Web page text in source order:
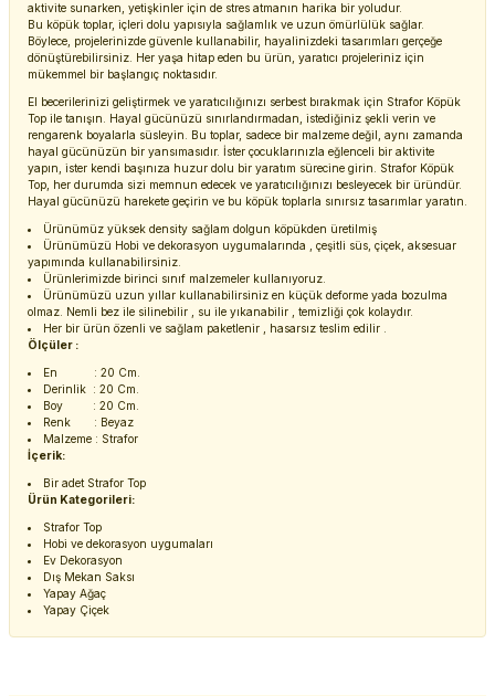
aktivite sunarken, yetişkinler için de stres atmanın harika bir yoludur.
Bu köpük toplar, içleri dolu yapısıyla sağlamlık ve uzun ömürlülük sağlar.
Böylece, projelerinizde güvenle kullanabilir, hayalinizdeki tasarımları gerçeğe
dönüştürebilirsiniz. Her yaşa hitap eden bu ürün, yaratıcı projeleriniz için
mükemmel bir başlangıç noktasıdır.
El becerilerinizi geliştirmek ve yaratıcılığınızı serbest bırakmak için Strafor Köpük
Top ile tanışın. Hayal gücünüzü sınırlandırmadan, istediğiniz şekli verin ve
rengarenk boyalarla süsleyin. Bu toplar, sadece bir malzeme değil, aynı zamanda
hayal gücünüzün bir yansımasıdır. İster çocuklarınızla eğlenceli bir aktivite
yapın, ister kendi başınıza huzur dolu bir yaratım sürecine girin. Strafor Köpük
Top, her durumda sizi memnun edecek ve yaratıcılığınızı besleyecek bir üründür.
Hayal gücünüzü harekete geçirin ve bu köpük toplarla sınırsız tasarımlar yaratın.
Ürünümüz yüksek density sağlam dolgun köpükden üretilmiş
Ürünümüzü Hobi ve dekorasyon uygumalarında , çeşitli süs, çiçek, aksesuar
yapımında kullanabilirsiniz.
Ürünlerimizde birinci sınıf malzemeler kullanıyoruz.
Ürünümüzü uzun yıllar kullanabilirsiniz en küçük deforme yada bozulma
olmaz. Nemli bez ile silinebilir , su ile yıkanabilir , temizliği çok kolaydır.
Her bir ürün özenli ve sağlam paketlenir , hasarsız teslim edilir .
Ölçüler :
En : 20 Cm.
Derinlik : 20 Cm.
Boy : 20 Cm.
Renk : Beyaz
Malzeme : Strafor
İçerik:
Bir adet Strafor Top
Ürün Kategorileri:
Strafor Top
Hobi ve dekorasyon uygumaları
Ev Dekorasyon
Dış Mekan Saksı
Yapay Ağaç
Yapay Çiçek